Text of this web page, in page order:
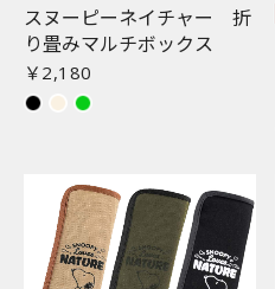
スヌーピーネイチャー 折
り畳みマルチボックス
￥2,180